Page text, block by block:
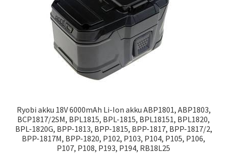
Ryobi akku 18V 6000mAh Li-Ion akku ABP1801, ABP1803,
BCP1817/2SM, BPL1815, BPL-1815, BPL18151, BPL1820,
BPL-1820G, BPP-1813, BPP-1815, BPP-1817, BPP-1817/2,
BPP-1817M, BPP-1820, P102, P103, P104, P105, P106,
P107, P108, P193, P194, RB18L25